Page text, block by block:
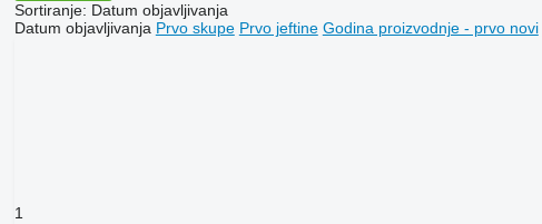
Sortiranje: Datum objavljivanja
Datum objavljivanja Prvo skupe Prvo jeftine Godina proizvodnje - prvo novi
1